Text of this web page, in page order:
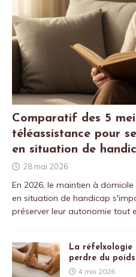
Comparatif des 5
téléassistance pour
en situation de
28 mai 2026
En 2026, le maintien à
en situation de handicap
préserver leur autonomie tout
La réfelxologie
perdre du
4 mai 2026